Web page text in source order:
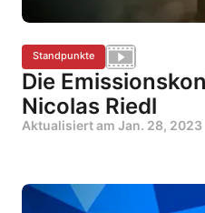
Standpunkte
Die
Nicolas Riedl
Aktualisiert am Jan. 28, 2023